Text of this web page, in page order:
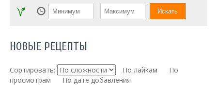
НОВЫЕ РЕЦЕПТЫ
Сортировать: По лайкам
По
просмотрам
По дате добавления